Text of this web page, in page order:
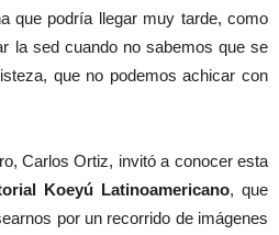
que podría llegar muy tarde, como
la sed cuando no sabemos que se
que no podemos achicar con
Carlos Ortiz, invitó a conocer esta
Koeyú Latinoamericano, que
por un recorrido de imágenes